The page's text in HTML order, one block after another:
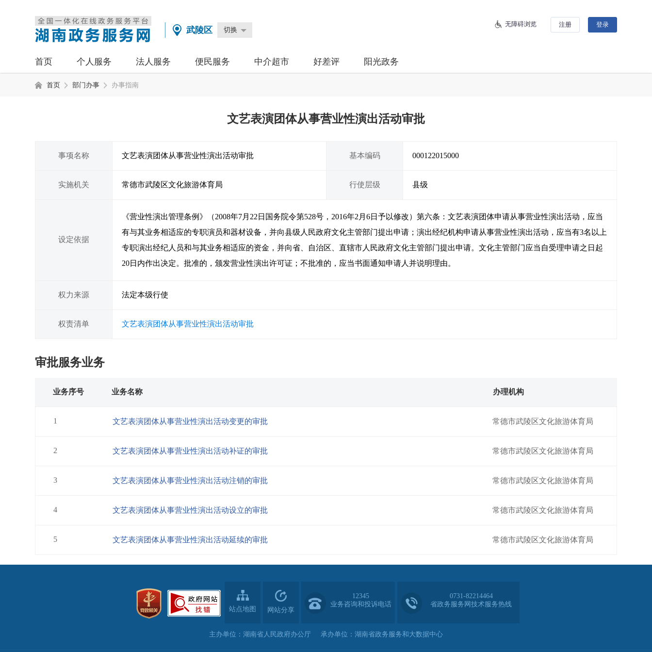
武陵区 切换
无障碍浏览 注册 登录
首页 个人服务 法人服务 便民服务 中介超市 好差评 阳光政务
首页 部门办事 办事指南
文艺表演团体从事营业性演出活动审批
事项名称 文艺表演团体从事营业性演出活动审批 基本编码 000122015000
实施机关 常德市武陵区文化旅游体育局 行使层级 县级
设定依据
《营业性演出管理条例》（2008年7月22日国务院令第528号，2016年2月6日予以修改）第六条：文艺表演团体申请从事营业性演出活动，应当
有与其业务相适应的专职演员和器材设备，并向县级人民政府文化主管部门提出申请；演出经纪机构申请从事营业性演出活动，应当有3名以上
专职演出经纪人员和与其业务相适应的资金，并向省、自治区、直辖市人民政府文化主管部门提出申请。文化主管部门应当自受理申请之日起
20日内作出决定。批准的，颁发营业性演出许可证；不批准的，应当书面通知申请人并说明理由。
权力来源 法定本级行使
权责清单 文艺表演团体从事营业性演出活动审批
审批服务业务
业务序号 业务名称 办理机构
1 文艺表演团体从事营业性演出活动变更的审批 常德市武陵区文化旅游体育局
2 文艺表演团体从事营业性演出活动补证的审批 常德市武陵区文化旅游体育局
3 文艺表演团体从事营业性演出活动注销的审批 常德市武陵区文化旅游体育局
4 文艺表演团体从事营业性演出活动设立的审批 常德市武陵区文化旅游体育局
5 文艺表演团体从事营业性演出活动延续的审批 常德市武陵区文化旅游体育局
站点地图 网站分享
12345
业务咨询和投诉电话
0731-82214464
省政务服务网技术服务热线
主办单位：湖南省人民政府办公厅 承办单位：湖南省政务服务和大数据中心